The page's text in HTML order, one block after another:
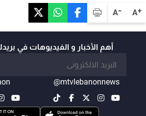
A+
A-
أهم الأخبار و الفيديوهات في
@mtvlebanonnews